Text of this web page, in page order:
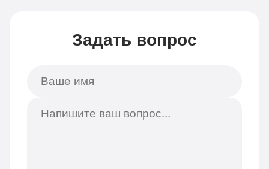
Задать вопрос